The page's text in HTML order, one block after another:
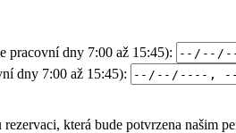
pracovní dny 7:00 až 15:45):
dny 7:00 až 15:45):
rezervaci, která bude potvrzena našim